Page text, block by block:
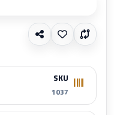
SKU
1037